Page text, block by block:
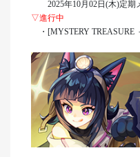
2025年10月02日(木)定期
▽進行中
・[MYSTERY TREASURE